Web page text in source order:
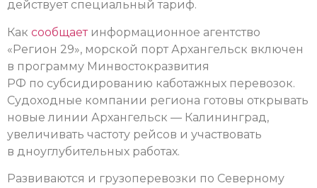
действует специальный тариф.
Как сообщаетинформационное агентство
«Регион 29», морской порт Архангельск включен
в программу Минвостокразвития
РФ по субсидированию каботажных перевозок.
Судоходные компании региона готовы открывать
новые линии Архангельск — Калининград,
увеличивать частоту рейсов и участвовать
в дноуглубительных работах.
Развиваются и грузоперевозки по Северному